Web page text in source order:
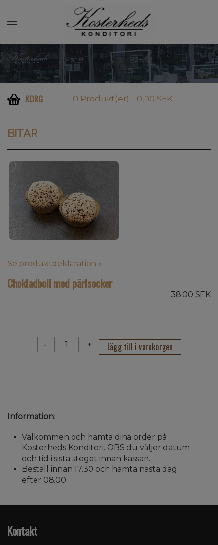
KORG 0 Produkt(er) : 0,00 SEK
BITAR
Se produktdeklaration »
Chokladboll med pärlsocker
38,00 SEK
- +
Information:
Välkommen och hämta dina order på
Kosterheds Konditori. OBS du väljer datum
och tid i sista steget innan kassan.
Beställ innan 17.30 och hämta nästa dag
efter 08.00
Kontakt